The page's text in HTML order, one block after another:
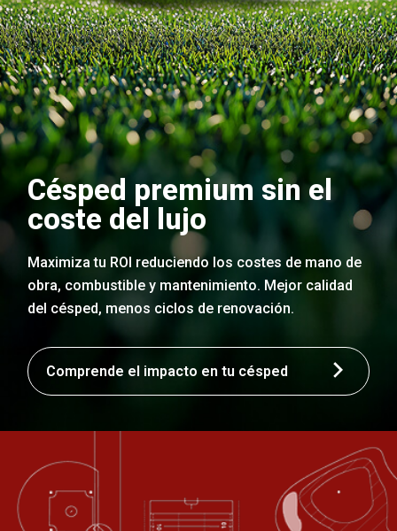
Césped premium sin el
coste del lujo
Maximiza tu ROI reduciendo los costes de mano de
obra, combustible y mantenimiento. Mejor calidad
del césped, menos ciclos de renovación.
Comprende el impacto en tu césped